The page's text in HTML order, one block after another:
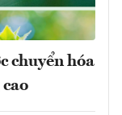
chuyển hóa